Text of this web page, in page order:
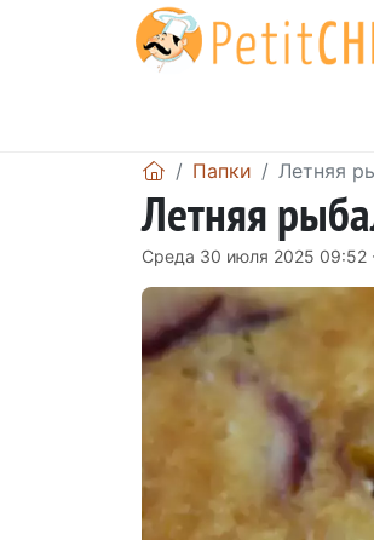
Папки Летняя
Летняя
Среда 30 июля 2025 09:52